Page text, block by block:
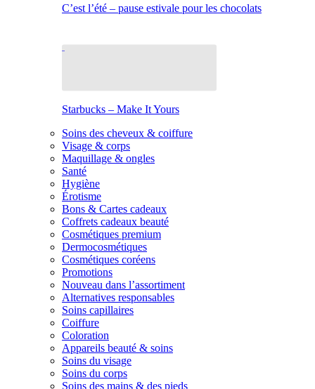
C’est l’été – pause estivale pour les chocolats
Starbucks – Make It Yours
Soins des cheveux & coiffure
Visage & corps
Maquillage & ongles
Santé
Hygiène
Érotisme
Bons & Cartes cadeaux
Coffrets cadeaux beauté
Cosmétiques premium
Dermocosmétiques
Cosmétiques coréens
Promotions
Nouveau dans l’assortiment
Alternatives responsables
Soins capillaires
Coiffure
Coloration
Appareils beauté & soins
Soins du visage
Soins du corps
Soins des mains & des pieds